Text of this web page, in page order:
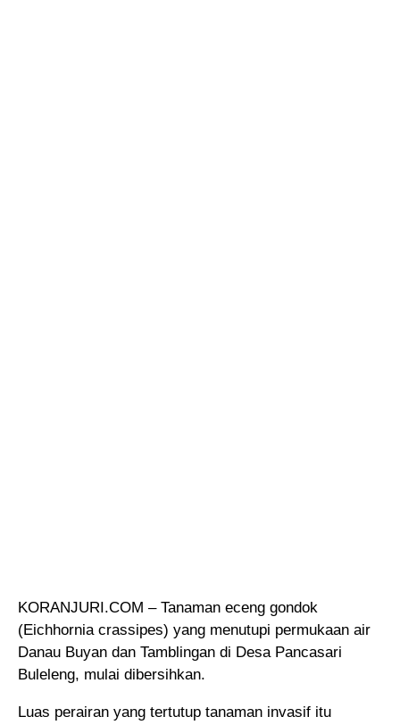
KORANJURI.COM – Tanaman eceng gondok
(Eichhornia crassipes) yang menutupi permukaan air
Danau Buyan dan Tamblingan di Desa Pancasari
Buleleng, mulai dibersihkan.
Luas perairan yang tertutup tanaman invasif itu